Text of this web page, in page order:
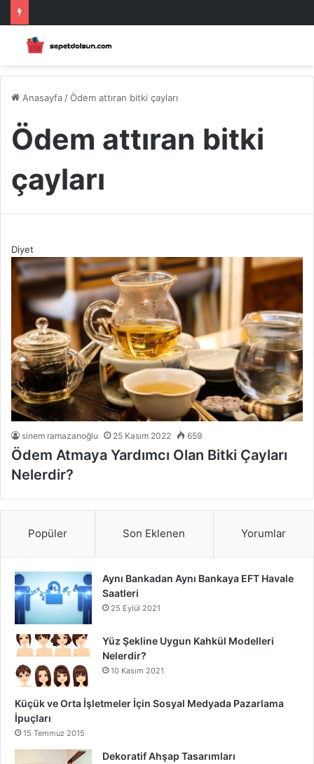
Anasayfa /Ödem attıran bitki çayları
Ödem attıran bitki
çayları
Diyet
sinem ramazanoğlu 25 Kasım 2022 659
Ödem Atmaya Yardımcı Olan Bitki Çayları
Nelerdir?
Popüler Son Eklenen Yorumlar
Aynı Bankadan Aynı Bankaya EFT Havale
Saatleri
25 Eylül 2021
Yüz Şekline Uygun Kahkül Modelleri
Nelerdir?
10 Kasım 2021
Küçük ve Orta İşletmeler İçin Sosyal Medyada Pazarlama
İpuçları
15 Temmuz 2015
Dekoratif Ahşap Tasarımları